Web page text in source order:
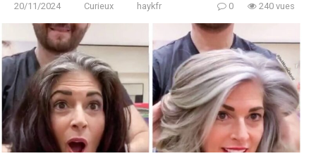
20/11/2024 Curieux haykfr 0 240 vues